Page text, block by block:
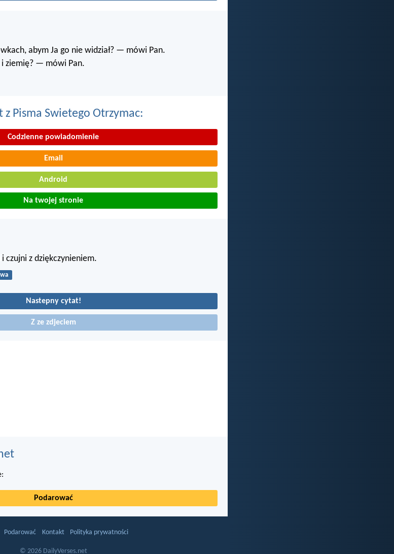
abym Ja go nie widział? — mówi Pan.
i ziemię? — mówi Pan.
Pisma Swietego Otrzymac:
Codzienne powiadomienie
Email
Android
Na twojej stronie
z dziękczynieniem.
Nastepny cytat!
Z ze zdjeciem
Podarować
Podarować Kontakt Polityka prywatności
© 2026 DailyVerses.net